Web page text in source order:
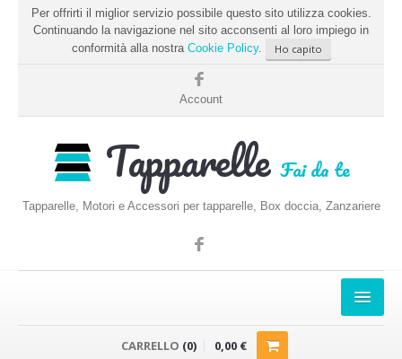
Per offrirti il miglior servizio possibile questo sito utilizza cookies.
Continuando la navigazione nel sito acconsenti al loro impiego in
conformità alla nostra Cookie Policy. Ho capito
Account
Tapparelle Fai da te
Tapparelle, Motori e Accessori per tapparelle, Box doccia, Zanzariere
CARRELLO (0) 0,00 €